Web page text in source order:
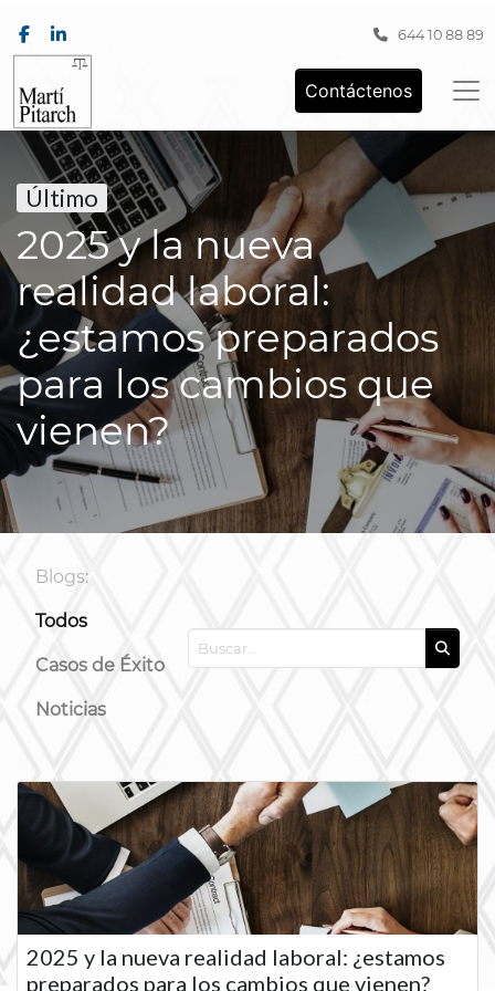
644 10 88 89
Contáctenos
Último
2025 y la nueva
realidad laboral:
¿estamos preparados
para los cambios que
vienen?
Blogs:
Todos
Casos de Éxito
Noticias
2025 y la nueva realidad laboral: ¿estamos
preparados para los cambios que vienen?